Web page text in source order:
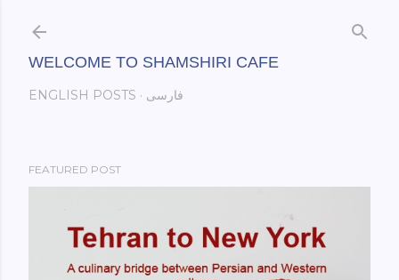
WELCOME TO SHAMSHIRI CAFE
ENGLISH POSTS فارسی
FEATURED POST